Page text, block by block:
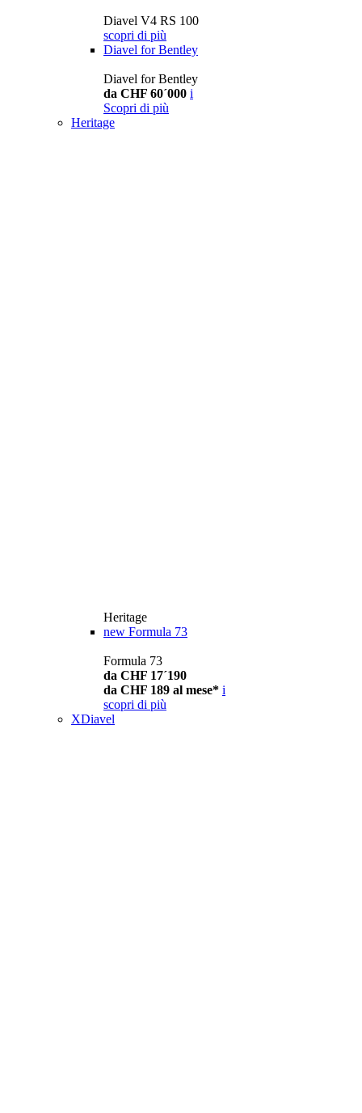
Diavel V4 RS 100
scopri di più
Diavel for Bentley
Diavel for Bentley
da CHF 60´000 i
Scopri di più
Heritage
Heritage
new Formula 73
Formula 73
da CHF 17´190
da CHF 189 al mese* i
scopri di più
XDiavel